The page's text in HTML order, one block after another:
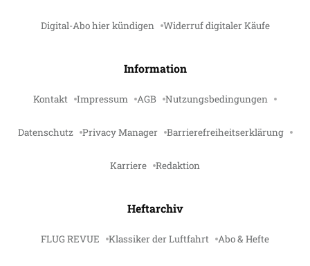
Digital-Abo hier kündigen Widerruf digitaler Käufe
Information
Kontakt Impressum AGB Nutzungsbedingungen
Datenschutz Privacy Manager Barrierefreiheitserklärung
Karriere Redaktion
Heftarchiv
FLUG REVUE Klassiker der Luftfahrt Abo & Hefte